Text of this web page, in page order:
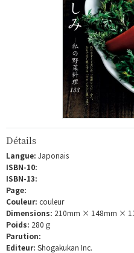
Détails
Langue: Japonais
ISBN-10:
ISBN-13:
Page:
Couleur: couleur
Dimensions: 210mm × 148mm ×
Poids: 280ｇ
Parution:
Editeur: Shogakukan Inc.